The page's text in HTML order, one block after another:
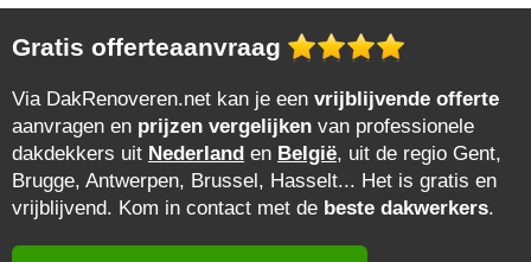
Gratis offerteaanvraag
Via DakRenoveren.net kan je een vrijblijvende offerte
aanvragen en prijzen vergelijken van professionele
dakdekkers uit Nederland en België, uit de regio Gent,
Brugge, Antwerpen, Brussel, Hasselt... Het is gratis en
vrijblijvend. Kom in contact met de beste dakwerkers.